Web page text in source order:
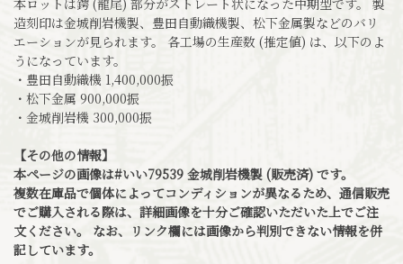
造刻印は金城削岩機製、豊田自動織機製、松下金属製などのバリ
エーションが見られます。 各工場の生産数 (推定値) は、以下のよ
うになっています。
・豊田自動織機 1,400,000振
・松下金属 900,000振
・金城削岩機 300,000振
【その他の情報】
本ページの画像は#いい79539 金城削岩機製 (販売済) です。
複数在庫品で個体によってコンディションが異なるため、通信販売
でご購入される際は、詳細画像を十分ご確認いただいた上でご注
文ください。 なお、リンク欄には画像から判別できない情報を併
記しています。